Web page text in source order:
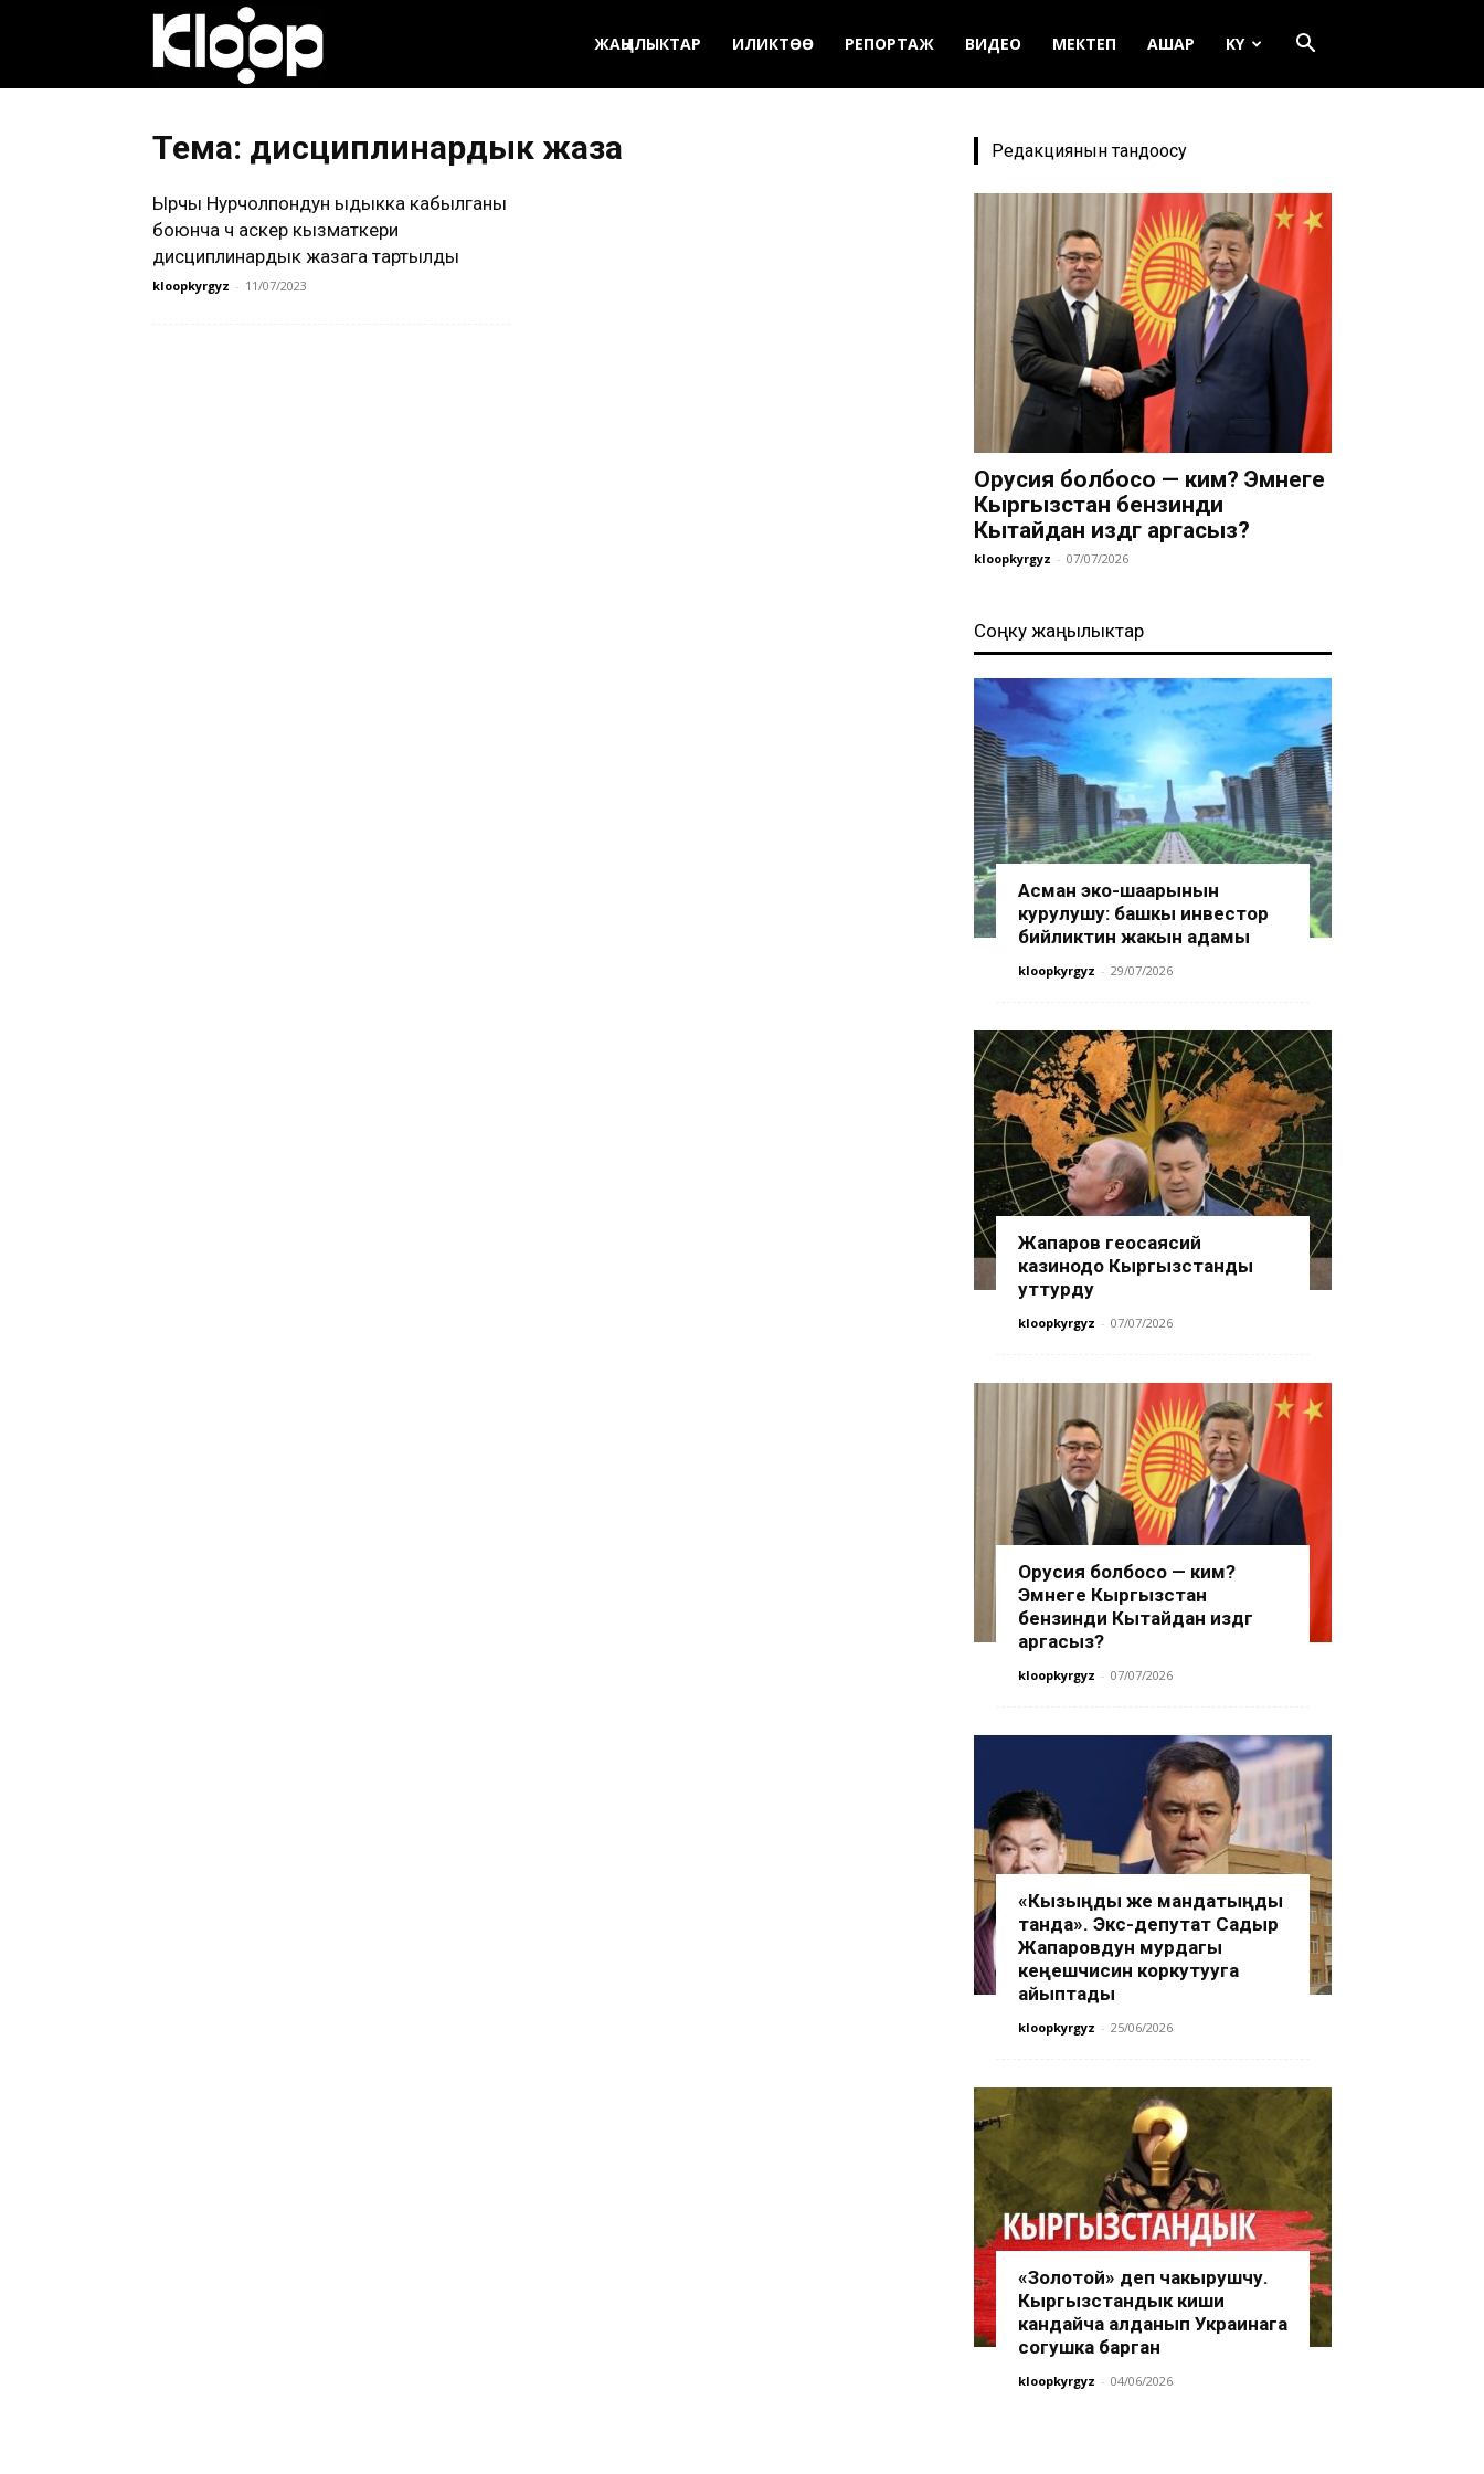
ЖАҢЫЛЫКТАР ИЛИКТӨӨ РЕПОРТАЖ ВИДЕО МЕКТЕП АШАР KY
Тема: дисциплинардык жаза
Ырчы Нурчолпондун ыдыкка кабылганы
боюнча үч аскер кызматкери
дисциплинардык жазага тартылды
kloopkyrgyz - 11/07/2023
Редакциянын тандоосу
Орусия болбосо — ким? Эмнеге
Кыргызстан бензинди
Кытайдан издөөгө аргасыз?
kloopkyrgyz - 07/07/2026
Соңку жаңылыктар
Асман эко-шаарынын
курулушу: башкы инвестор
бийликтин жакын адамы
kloopkyrgyz - 29/07/2026
Жапаров геосаясий
казинодо Кыргызстанды
уттурду
kloopkyrgyz - 07/07/2026
Орусия болбосо — ким?
Эмнеге Кыргызстан
бензинди Кытайдан издөөгө
аргасыз?
kloopkyrgyz - 07/07/2026
«Кызыңды же мандатыңды
танда». Экс-депутат Садыр
Жапаровдун мурдагы
кеңешчисин коркутууга
айыптады
kloopkyrgyz - 25/06/2026
«Золотой» деп чакырушчу.
Кыргызстандык киши
кандайча алданып Украинага
согушка барган
kloopkyrgyz - 04/06/2026